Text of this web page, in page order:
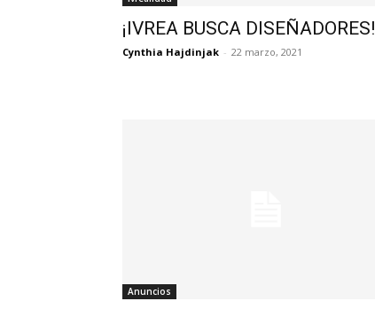
¡IVREA BUSCA DISEÑADORES!
Cynthia Hajdinjak - 22 marzo, 2021
Anuncios